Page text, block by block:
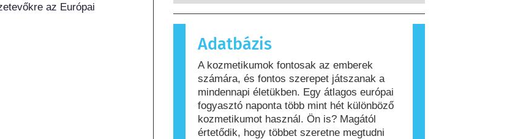
az Európai
ártalmatlanok. Az allergiás reakciót kiváltó
anyagot allergénnek nevezzük. A kozmetikai
és testápolási termékek olyan összetevőket
számára allergiát okozhatnak. Ez nem jelenti
azt, hogy a termék mások számára nem
biztonságos.
Adatbázis
A kozmetikumok fontosak az emberek
számára, és fontos szerepet játszanak a
mindennapi életükben. Egy átlagos európai
fogyasztó naponta több mint hét különböző
kozmetikumot használ. Ön is? Magától
értetődik, hogy többet szeretne megtudni